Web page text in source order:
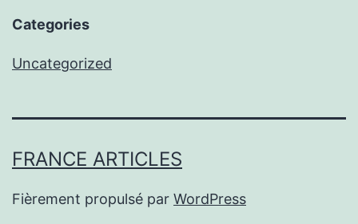
Categories
Uncategorized
FRANCE ARTICLES
Fièrement propulsé par WordPress